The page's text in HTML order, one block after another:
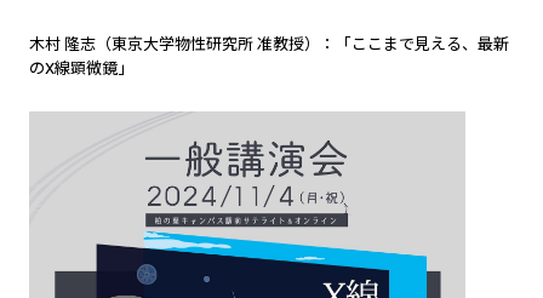
木村 隆志（東京大学物性研究所 准教授）：「ここまで見える、最新
のX線顕微鏡」